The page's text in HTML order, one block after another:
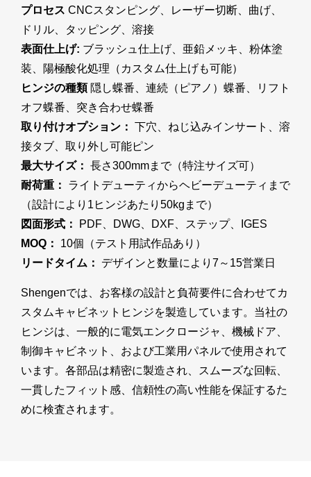
プロセス CNCスタンピング、レーザー切断、曲げ、
ドリル、タッピング、溶接
表面仕上げ: ブラッシュ仕上げ、亜鉛メッキ、粉体塗
装、陽極酸化処理（カスタム仕上げも可能）
ヒンジの種類 隠し蝶番、連続（ピアノ）蝶番、リフト
オフ蝶番、突き合わせ蝶番
取り付けオプション： 下穴、ねじ込みインサート、溶
接タブ、取り外し可能ピン
最大サイズ： 長さ300mmまで（特注サイズ可）
耐荷重： ライトデューティからヘビーデューティまで
（設計により1ヒンジあたり50kgまで）
図面形式：
PDF、DWG、DXF、ステップ、IGES
MOQ： 10個（テスト用試作品あり）
リードタイム： デザインと数量により7～15営業日
Shengenでは、お客様の設計と負荷要件に合わせてカ
スタムキャビネットヒンジを製造しています。当社の
ヒンジは、一般的に電気エンクロージャ、機械ドア、
制御キャビネット、および工業用パネルで使用されて
います。各部品は精密に製造され、スムーズな回転、
一貫したフィット感、信頼性の高い性能を保証するた
めに検査されます。